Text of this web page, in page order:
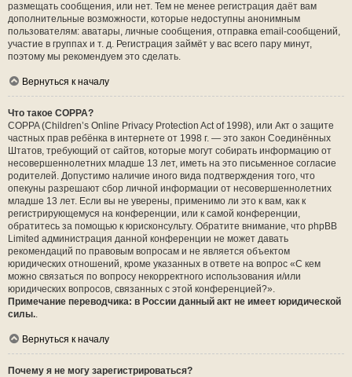
размещать сообщения, или нет. Тем не менее регистрация даёт вам
дополнительные возможности, которые недоступны анонимным
пользователям: аватары, личные сообщения, отправка email-сообщений,
участие в группах и т. д. Регистрация займёт у вас всего пару минут,
поэтому мы рекомендуем это сделать.
Вернуться к началу
Что такое COPPA?
COPPA (Children’s Online Privacy Protection Act of 1998), или Акт о защите
частных прав ребёнка в интернете от 1998 г. — это закон Соединённых
Штатов, требующий от сайтов, которые могут собирать информацию от
несовершеннолетних младше 13 лет, иметь на это письменное согласие
родителей. Допустимо наличие иного вида подтверждения того, что
опекуны разрешают сбор личной информации от несовершеннолетних
младше 13 лет. Если вы не уверены, применимо ли это к вам, как к
регистрирующемуся на конференции, или к самой конференции,
обратитесь за помощью к юрисконсульту. Обратите внимание, что phpBB
Limited администрация данной конференции не может давать
рекомендаций по правовым вопросам и не является объектом
юридических отношений, кроме указанных в ответе на вопрос «С кем
можно связаться по вопросу некорректного использования и/или
юридических вопросов, связанных с этой конференцией?».
Примечание переводчика: в России данный акт не имеет юридической
силы..
Вернуться к началу
Почему я не могу зарегистрироваться?